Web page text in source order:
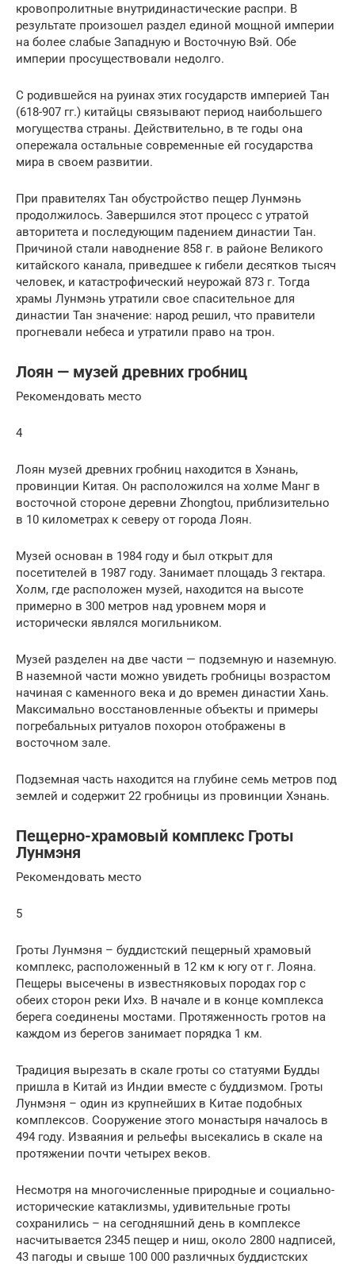
кровопролитные внутридинастические распри. В
результате произошел раздел единой мощной империи
на более слабые Западную и Восточную Вэй. Обе
империи просуществовали недолго.
С родившейся на руинах этих государств империей Тан
(618-907 гг.) китайцы связывают период наибольшего
могущества страны. Действительно, в те годы она
опережала остальные современные ей государства
мира в своем развитии.
При правителях Тан обустройство пещер Лунмэнь
продолжилось. Завершился этот процесс с утратой
авторитета и последующим падением династии Тан.
Причиной стали наводнение 858 г. в районе Великого
китайского канала, приведшее к гибели десятков тысяч
человек, и катастрофический неурожай 873 г. Тогда
храмы Лунмэнь утратили свое спасительное для
династии Тан значение: народ решил, что правители
прогневали небеса и утратили право на трон.
Лоян — музей древних гробниц
Рекомендовать место
4
Лоян музей древних гробниц находится в Хэнань,
провинции Китая. Он расположился на холме Манг в
восточной стороне деревни Zhongtou, приблизительно
в 10 километрах к северу от города Лоян.
Музей основан в 1984 году и был открыт для
посетителей в 1987 году. Занимает площадь 3 гектара.
Холм, где расположен музей, находится на высоте
примерно в 300 метров над уровнем моря и
исторически являлся могильником.
Музей разделен на две части — подземную и наземную.
В наземной части можно увидеть гробницы возрастом
начиная с каменного века и до времен династии Хань.
Максимально восстановленные объекты и примеры
погребальных ритуалов похорон отображены в
восточном зале.
Подземная часть находится на глубине семь метров под
землей и содержит 22 гробницы из провинции Хэнань.
Пещерно-храмовый комплекс Гроты
Лунмэня
Рекомендовать место
5
Гроты Лунмэня – буддистский пещерный храмовый
комплекс, расположенный в 12 км к югу от г. Лояна.
Пещеры высечены в известняковых породах гор с
обеих сторон реки Ихэ. В начале и в конце комплекса
берега соединены мостами. Протяженность гротов на
каждом из берегов занимает порядка 1 км.
Традиция вырезать в скале гроты со статуями Будды
пришла в Китай из Индии вместе с буддизмом. Гроты
Лунмэня – один из крупнейших в Китае подобных
комплексов. Сооружение этого монастыря началось в
494 году. Изваяния и рельефы высекались в скале на
протяжении почти четырех веков.
Несмотря на многочисленные природные и социально-
исторические катаклизмы, удивительные гроты
сохранились – на сегодняшний день в комплексе
насчитывается 2345 пещер и ниш, около 2800 надписей,
43 пагоды и свыше 100 000 различных буддистских